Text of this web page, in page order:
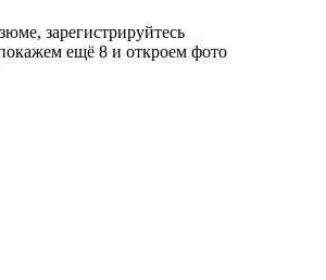
зарегистрируйтесь
ещё 8 и откроем фото